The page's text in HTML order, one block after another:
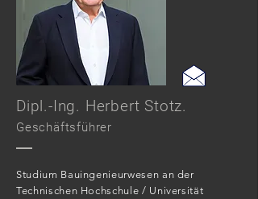
Dipl.-Ing. Herbert Stotz.
Geschäftsführer
Studium Bauingenieurwesen an der
Technischen Hochschule / Universität